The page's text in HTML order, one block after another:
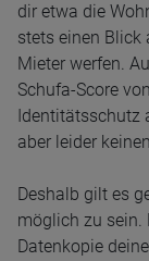
dir etwa die
stets einen Blick
Mieter werfen.
Schufa-Score
Identitätsschutz
aber leider
Deshalb gilt es
möglich zu sein.
Datenkopie